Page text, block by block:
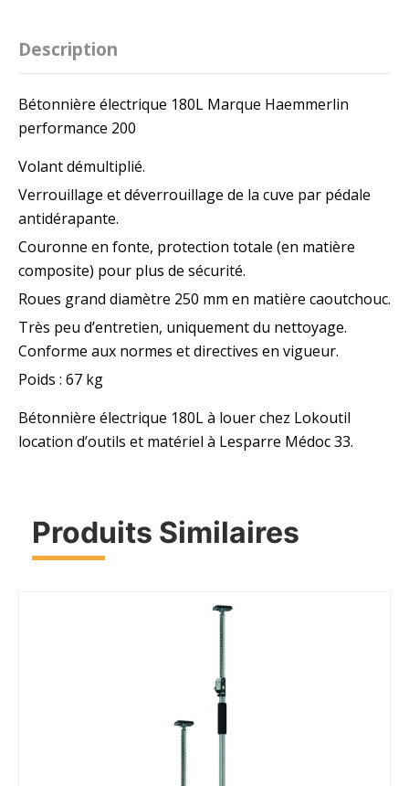
Description
Bétonnière électrique 180L Marque Haemmerlin
performance 200
Volant démultiplié.
Verrouillage et déverrouillage de la cuve par pédale
antidérapante.
Couronne en fonte, protection totale (en matière
composite) pour plus de sécurité.
Roues grand diamètre 250 mm en matière caoutchouc.
Très peu d’entretien, uniquement du nettoyage.
Conforme aux normes et directives en vigueur.
Poids : 67 kg
Bétonnière électrique 180L à louer chez Lokoutil
location d’outils et matériel à Lesparre Médoc 33.
Produits Similaires